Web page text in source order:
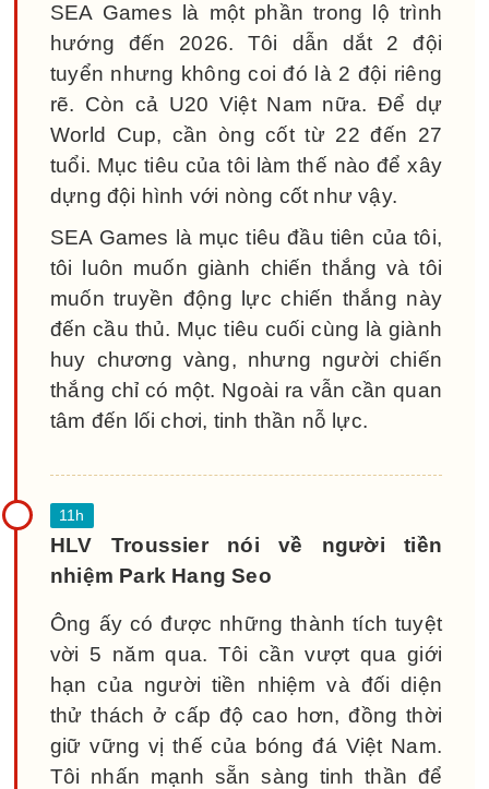
SEA Games là một phần trong lộ trình
hướng đến 2026. Tôi dẫn dắt 2 đội
tuyển nhưng không coi đó là 2 đội riêng
rẽ. Còn cả U20 Việt Nam nữa. Để dự
World Cup, cần òng cốt từ 22 đến 27
tuổi. Mục tiêu của tôi làm thế nào để xây
dựng đội hình với nòng cốt như vậy.
SEA Games là mục tiêu đầu tiên của tôi,
tôi luôn muốn giành chiến thắng và tôi
muốn truyền động lực chiến thắng này
đến cầu thủ. Mục tiêu cuối cùng là giành
huy chương vàng, nhưng người chiến
thắng chỉ có một. Ngoài ra vẫn cần quan
tâm đến lối chơi, tinh thần nỗ lực.
HLV Troussier nói về người tiền
nhiệm Park Hang Seo
Ông ấy có được những thành tích tuyệt
vời 5 năm qua. Tôi cần vượt qua giới
hạn của người tiền nhiệm và đối diện
thử thách ở cấp độ cao hơn, đồng thời
giữ vững vị thế của bóng đá Việt Nam.
Tôi nhấn mạnh sẵn sàng tinh thần để